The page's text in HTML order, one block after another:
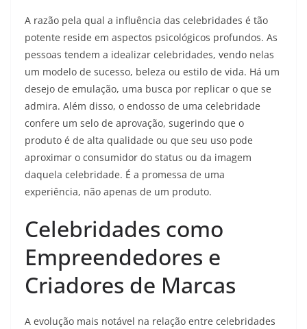
A razão pela qual a influência das celebridades é tão
potente reside em aspectos psicológicos profundos. As
pessoas tendem a idealizar celebridades, vendo nelas
um modelo de sucesso, beleza ou estilo de vida. Há um
desejo de emulação, uma busca por replicar o que se
admira. Além disso, o endosso de uma celebridade
confere um selo de aprovação, sugerindo que o
produto é de alta qualidade ou que seu uso pode
aproximar o consumidor do status ou da imagem
daquela celebridade. É a promessa de uma
experiência, não apenas de um produto.
Celebridades como
Empreendedores e
Criadores de Marcas
A evolução mais notável na relação entre celebridades